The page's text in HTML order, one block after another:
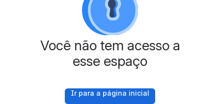
Você não tem acesso a
esse espaço
Ir para a página inicial